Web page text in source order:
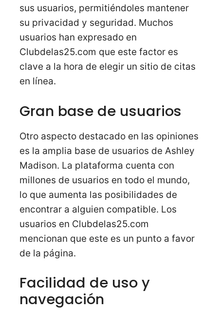
sus usuarios, permitiéndoles mantener
su privacidad y seguridad. Muchos
usuarios han expresado en
Clubdelas25.com que este factor es
clave a la hora de elegir un sitio de citas
en línea.
Gran base de usuarios
Otro aspecto destacado en las opiniones
es la amplia base de usuarios de Ashley
Madison. La plataforma cuenta con
millones de usuarios en todo el mundo,
lo que aumenta las posibilidades de
encontrar a alguien compatible. Los
usuarios en Clubdelas25.com
mencionan que este es un punto a favor
de la página.
Facilidad de uso y
navegación